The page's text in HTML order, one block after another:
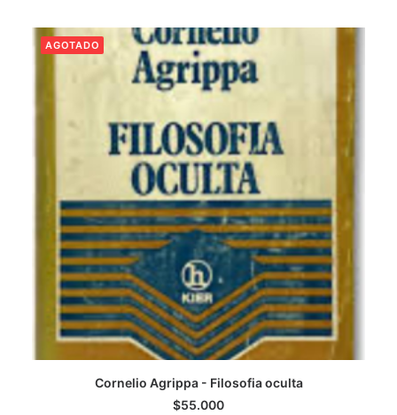
AGOTADO
LEER MÁS
Cornelio Agrippa - Filosofia oculta
$55.000